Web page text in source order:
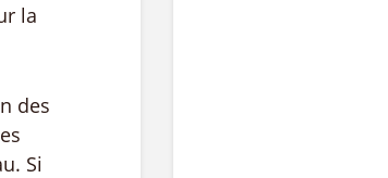
la
des
Si